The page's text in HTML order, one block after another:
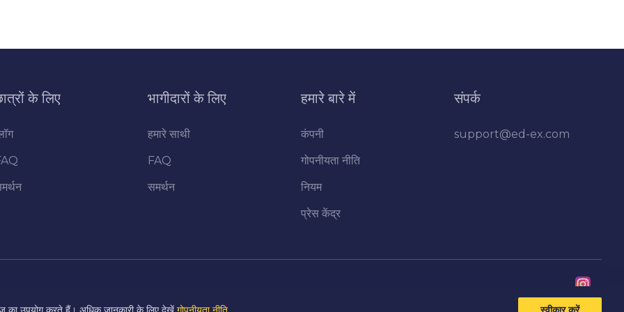
के लिए भागीदारों के लिए
हमारे साथी
FAQ
समर्थन
हमारे बारे में
कंपनी
गोपनीयता नीति
नियम
प्रेस केंद्र
संपर्क
support@ed-ex.com